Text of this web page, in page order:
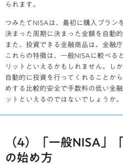
られます。
つみたてNISAは、最初に購入プラン
決まった周期に決まった金額を自動
また、投資できる金融商品は、金融
これらの特徴は、一般NISAに較べる
リットといえるかもしれません。し
自動的に投資を行ってくれることか
めする比較的安全で手数料の低い金
ットといえるのではないでしょうか。
（4）「一般NISA」
の始め方